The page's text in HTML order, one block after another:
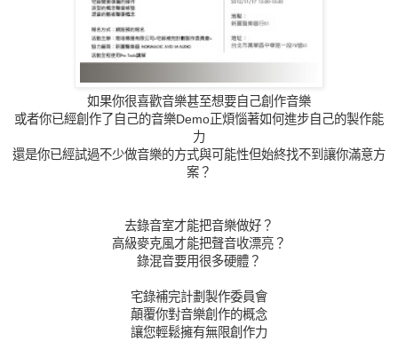
如果你很喜歡音樂甚至想要自己創作音樂
或者你已經創作了自己的音樂Demo正煩惱著如何進步自 己的製作能
力
還是你已經試過不少做音樂的方式與可能性但始終找不到讓你滿意方
案？
去錄音室才能把音樂做好？
高級麥克風才能把聲音收漂亮？
錄混音要用很多硬體？
宅錄補完計劃製作委員會
顛覆你對音樂創作的概念
讓您輕鬆擁有無限創作力